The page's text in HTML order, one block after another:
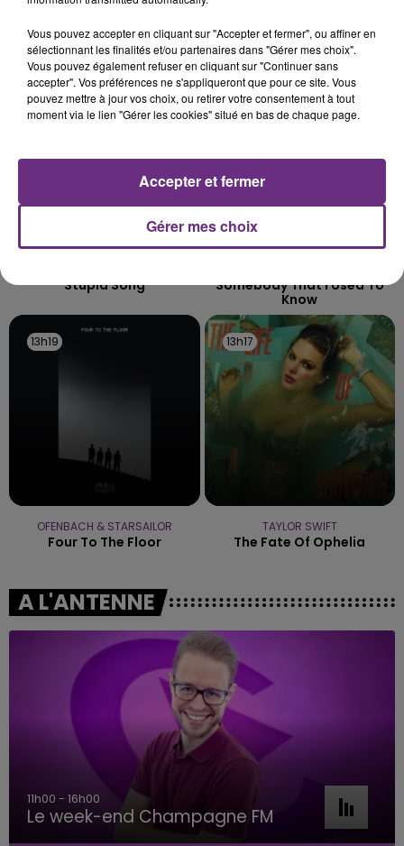
TITRES DIFFUSÉS
13h26
13h26
Stupid Song
13h23
13h23
Somebody That I Used To
Know
13h19
13h19
OFENBACH & STARSAILOR
Four To The Floor
13h17
13h17
TAYLOR SWIFT
The Fate Of Ophelia
A L'ANTENNE
11h00 - 16h00
Le week-end Champagne FM
Vous pouvez accepter en cliquant sur "Accepter et fermer", ou affiner en
sélectionnant les finalités et/ou partenaires dans "Gérer mes choix".
Vous pouvez également refuser en cliquant sur "Continuer sans
accepter". Vos préférences ne s'appliqueront que pour ce site. Vous
pouvez mettre à jour vos choix, ou retirer votre consentement à tout
moment via le lien "Gérer les cookies" situé en bas de chaque page.
Gérer mes choix
Accepter et fermer